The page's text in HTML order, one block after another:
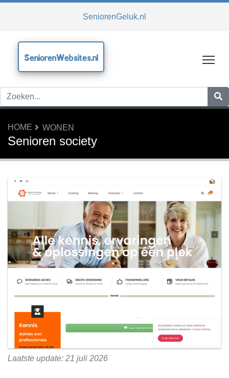
SeniorenGeluk.nl
SeniorenWebsites.nl
HOME WONEN
Senioren society
Laatste update: 21 juli 2026